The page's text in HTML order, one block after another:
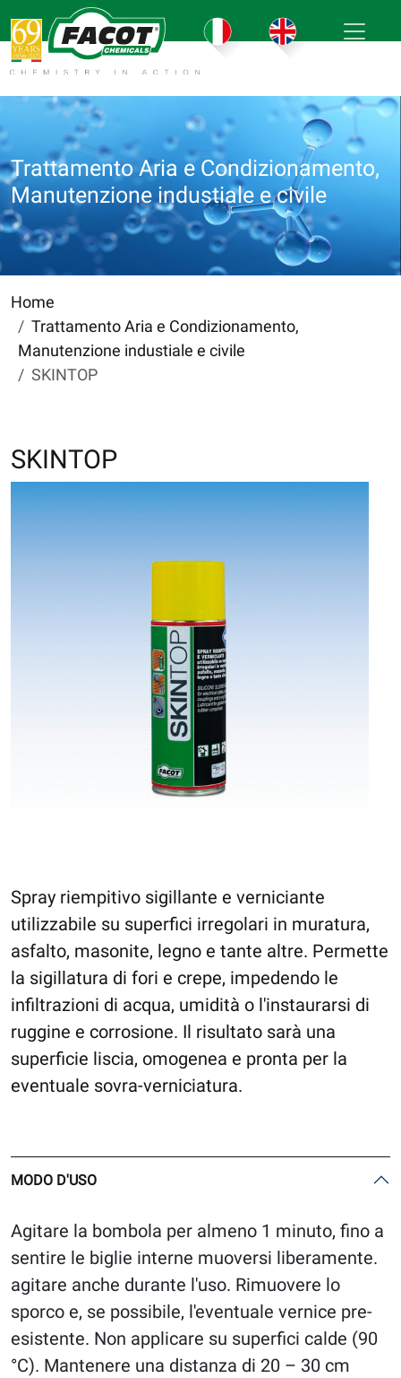
Trattamento Aria e Condizionamento,
Manutenzione industiale e civile
Home
Trattamento Aria e Condizionamento,
Manutenzione industiale e civile
SKINTOP
SKINTOP
Spray riempitivo sigillante e verniciante
utilizzabile su superfici irregolari in muratura,
asfalto, masonite, legno e tante altre. Permette
la sigillatura di fori e crepe, impedendo le
infiltrazioni di acqua, umidità o l'instaurarsi di
ruggine e corrosione. Il risultato sarà una
superficie liscia, omogenea e pronta per la
eventuale sovra-verniciatura.
MODO D'USO
Agitare la bombola per almeno 1 minuto, fino a
sentire le biglie interne muoversi liberamente.
agitare anche durante l'uso. Rimuovere lo
sporco e, se possibile, l'eventuale vernice pre-
esistente. Non applicare su superfici calde (90
°C). Mantenere una distanza di 20 – 30 cm